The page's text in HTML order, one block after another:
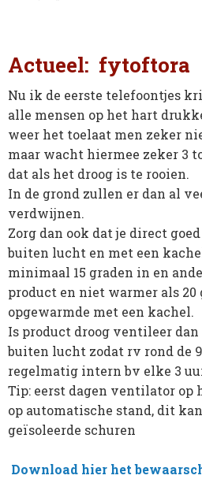
Actueel: fytoftora
Nu ik de eerste telefoontjes
alle mensen op het hart
weer het toelaat men zeker
maar wacht hiermee zeker 3
dat als het droog is te rooien.
In de grond zullen er dan al
verdwijnen.
Zorg dan ook dat je direct
buiten lucht en met een
minimaal 15 graden in en
product en niet warmer als
opgewarmde met een kachel.
Is product droog ventileer
buiten lucht zodat rv rond de
regelmatig intern bv elke 3
Tip: eerst dagen ventilator op
op automatische stand, dit
geïsoleerde schuren
Download hier het